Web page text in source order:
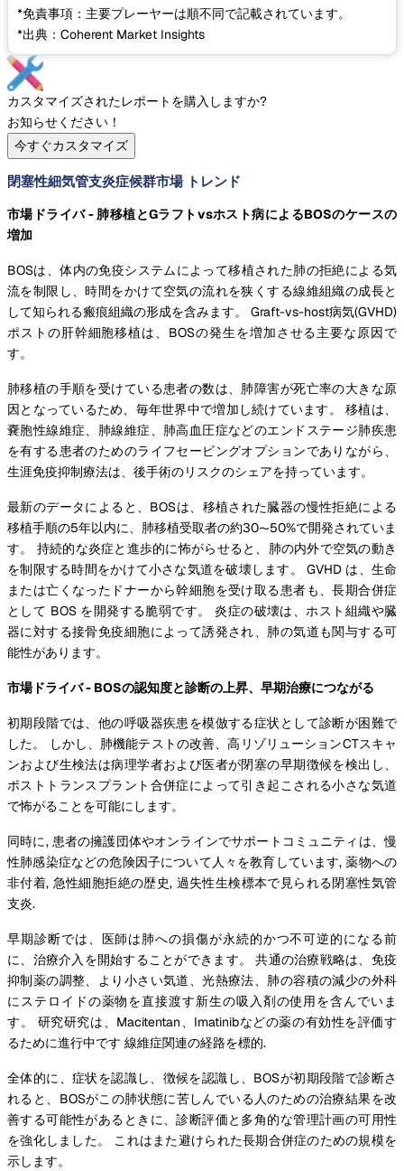
*免責事項：主要プレーヤーは順不同で記載されています。
*出典：Coherent Market Insights
カスタマイズされたレポートを購入しますか?
お知らせください！
今すぐカスタマイズ
閉塞性細気管支炎症候群市場 トレンド
市場ドライバ - 肺移植とGラフトvsホスト病によるBOSのケースの
増加
BOSは、体内の免疫システムによって移植された肺の拒絶による気
流を制限し、時間をかけて空気の流れを狭くする線維組織の成長と
して知られる瘢痕組織の形成を含みます。 Graft-vs-host病気(GVHD)
ポストの肝幹細胞移植は、BOSの発生を増加させる主要な原因で
す。
肺移植の手順を受けている患者の数は、肺障害が死亡率の大きな原
因となっているため、毎年世界中で増加し続けています。 移植は、
嚢胞性線維症、肺線維症、肺高血圧症などのエンドステージ肺疾患
を有する患者のためのライフセービングオプションでありながら、
生涯免疫抑制療法は、後手術のリスクのシェアを持っています。
最新のデータによると、BOSは、移植された臓器の慢性拒絶による
移植手順の5年以内に、肺移植受取者の約30〜50%で開発されていま
す。 持続的な炎症と進歩的に怖がらせると、肺の内外で空気の動き
を制限する時間をかけて小さな気道を破壊します。 GVHD は、生命
または亡くなったドナーから幹細胞を受け取る患者も、長期合併症
として BOS を開発する脆弱です。 炎症の破壊は、ホスト組織や臓
器に対する接骨免疫細胞によって誘発され、肺の気道も関与する可
能性があります。
市場ドライバ - BOSの認知度と診断の上昇、早期治療につながる
初期段階では、他の呼吸器疾患を模倣する症状として診断が困難で
した。 しかし、肺機能テストの改善、高リゾリューションCTスキャ
ンおよび生検法は病理学者および医者が閉塞の早期徴候を検出し、
ポストトランスプラント合併症によって引き起こされる小さな気道
で怖がることを可能にします。
同時に, 患者の擁護団体やオンラインでサポートコミュニティは、慢
性肺感染症などの危険因子について人々を教育しています, 薬物への
非付着, 急性細胞拒絶の歴史, 過失性生検標本で見られる閉塞性気管
支炎.
早期診断では、医師は肺への損傷が永続的かつ不可逆的になる前
に、治療介入を開始することができます。 共通の治療戦略は、免疫
抑制薬の調整、より小さい気道、光熱療法、肺の容積の減少の外科
にステロイドの薬物を直接渡す新生の吸入剤の使用を含んでいま
す。 研究研究は、Macitentan、Imatinibなどの薬の有効性を評価す
るために進行中です 線維症関連の経路を標的.
全体的に、症状を認識し、徴候を認識し、BOSが初期段階で診断さ
れると、BOSがこの肺状態に苦しんでいる人のための治療結果を改
善する可能性があるときに、診断評価と多角的な管理計画の可用性
を強化しました。 これはまた避けられた長期合併症のための規模を
示します。